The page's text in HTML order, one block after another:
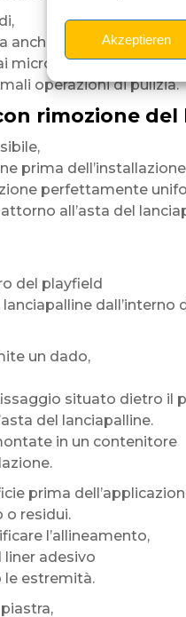
Akzeptieren
anche da vicino.
micrograffi,
operazioni di pulizia.
rimozione del
prima
perfettamente
all’asta del
del playfield
dall’interno
un dado,
situato dietro il
del lanciapalline.
in un contenitore
prima
o residui.
l’allineamento,
adesivo
le estremità.